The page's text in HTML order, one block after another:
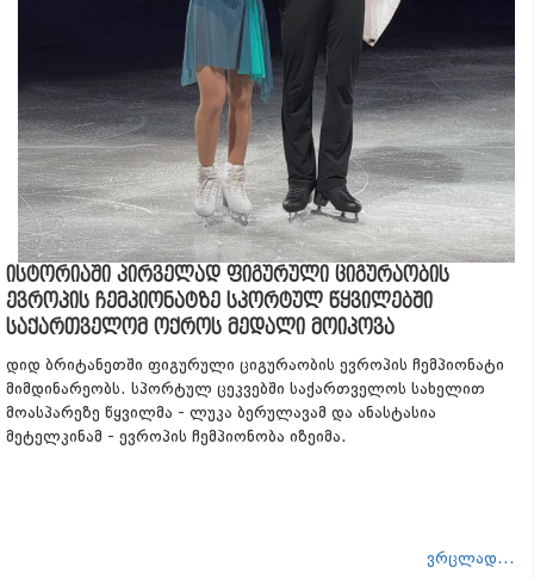
ისტორიაში პირველად ფიგურული ციგურაობის
ევროპის ჩემპიონატზე სპორტულ წყვილებში
საქართველომ ოქროს მედალი მოიპოვა
დიდ ბრიტანეთში ფიგურული ციგურაობის ევროპის ჩემპიონატი
მიმდინარეობს. სპორტულ ცეკვებში საქართველოს სახელით
მოასპარეზე წყვილმა - ლუკა ბერულავამ და ანასტასია
მეტელკინამ - ევროპის ჩემპიონობა იზეიმა.
ვრცლად...